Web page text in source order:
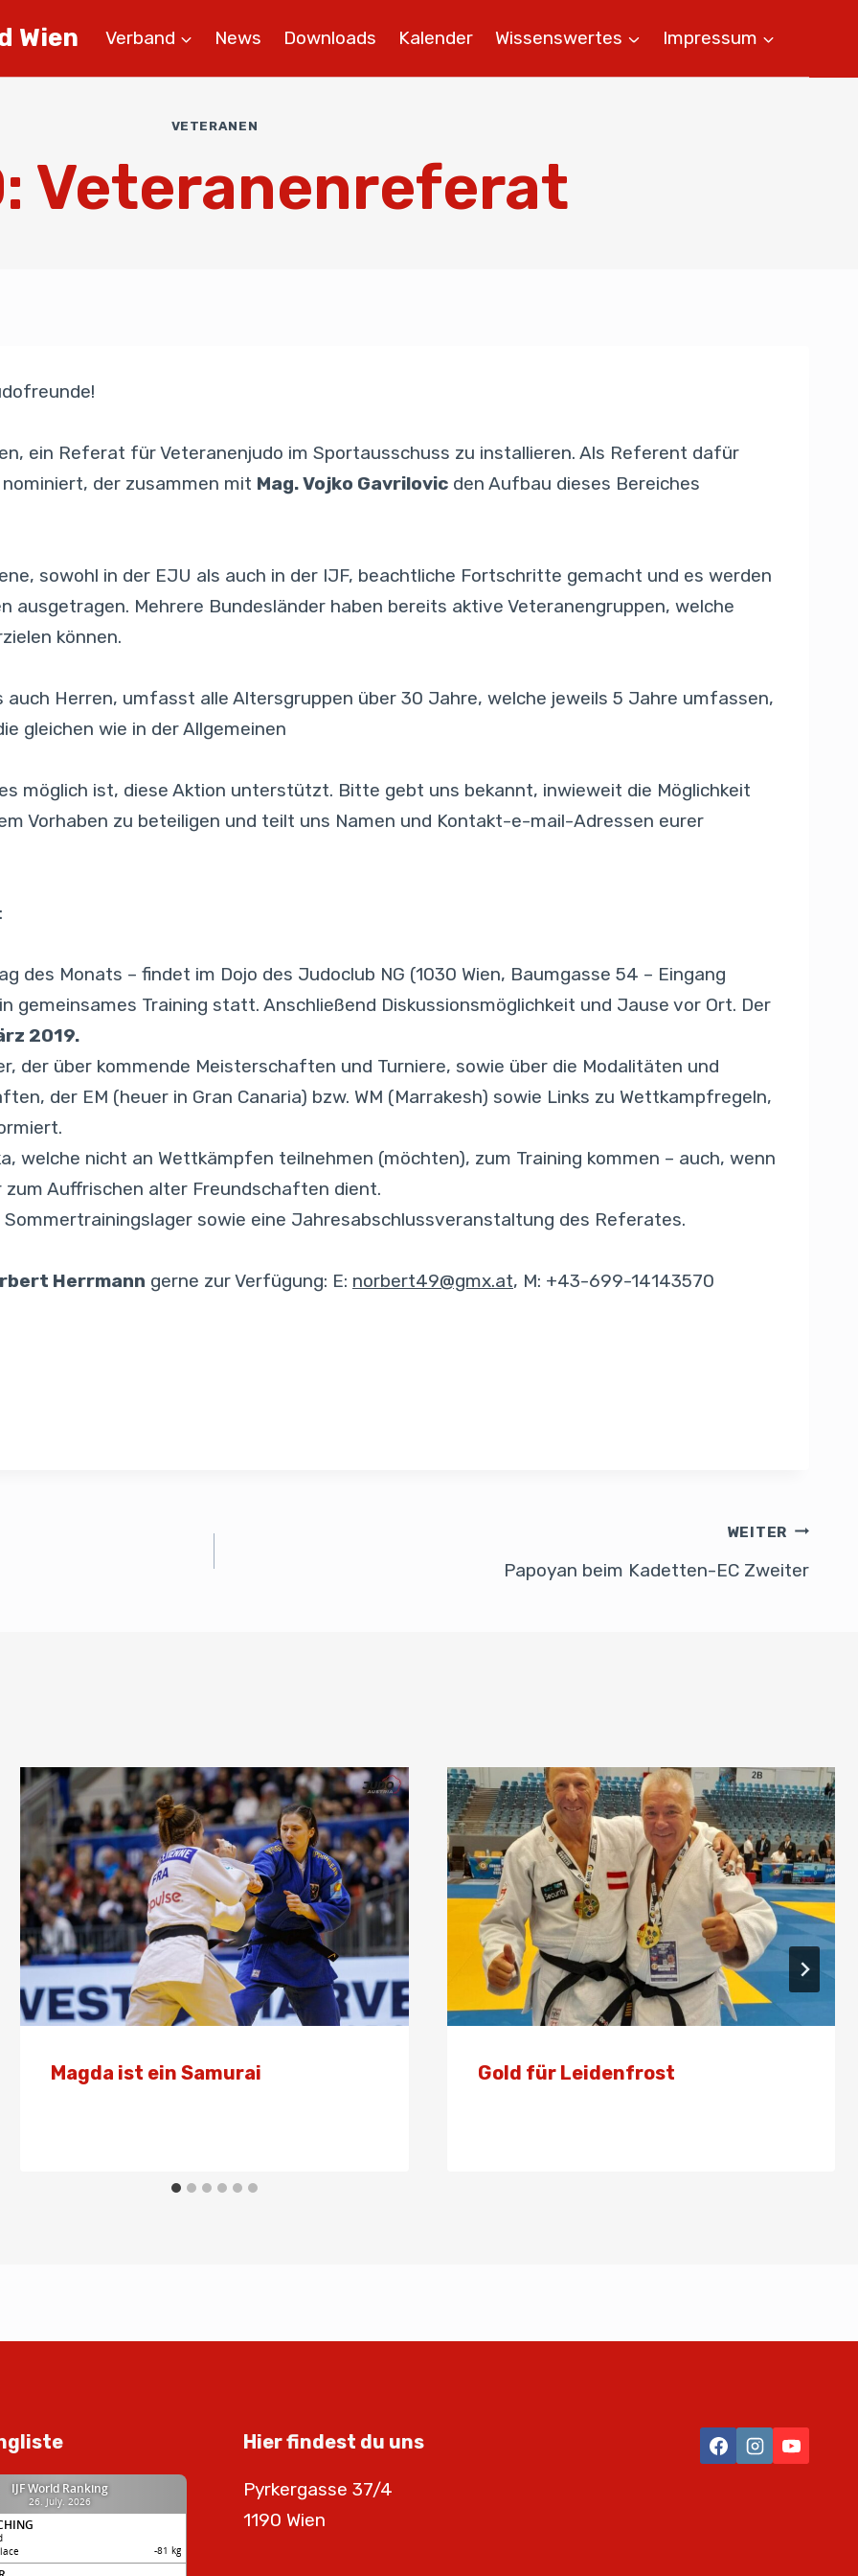
Wien Verband News Downloads Kalender Wissenswertes Impressum
VETERANEN
Veteranenreferat
ein Referat für Veteranenjudo im Sportausschuss zu installieren. Als Referent dafür
nominiert, der zusammen mit Mag. Vojko Gavrilovic den Aufbau dieses Bereiches
sowohl in der EJU als auch in der IJF, beachtliche Fortschritte gemacht und es werden
ausgetragen. Mehrere Bundesländer haben bereits aktive Veteranengruppen, welche
können.
Herren, umfasst alle Altersgruppen über 30 Jahre, welche jeweils 5 Jahre umfassen,
gleichen wie in der Allgemeinen
möglich ist, diese Aktion unterstützt. Bitte gebt uns bekannt, inwieweit die Möglichkeit
Vorhaben zu beteiligen und teilt uns Namen und Kontakt-e-mail-Adressen eurer
des Monats – findet im Dojo des Judoclub NG (1030 Wien, Baumgasse 54 – Eingang
gemeinsames Training statt. Anschließend Diskussionsmöglichkeit und Jause vor Ort. Der
2019.
der über kommende Meisterschaften und Turniere, sowie über die Modalitäten und
der EM (heuer in Gran Canaria) bzw. WM (Marrakesh) sowie Links zu Wettkampfregeln,
welche nicht an Wettkämpfen teilnehmen (möchten), zum Training kommen – auch, wenn
Auffrischen alter Freundschaften dient.
sowie eine Jahresabschlussveranstaltung des Referates.
Herrmann gerne zur Verfügung: E: norbert49@gmx.at, M: +43-699-14143570
WEITER
Papoyan beim Kadetten-EC Zweiter
Magda ist ein Samurai Gold für Leidenfrost
Hier findest du uns
Pyrkergasse 37/4
1190 Wien